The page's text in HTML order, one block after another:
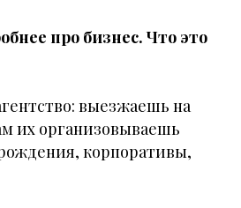
про бизнес. Что это
выезжаешь на
их организовываешь
корпоративы,